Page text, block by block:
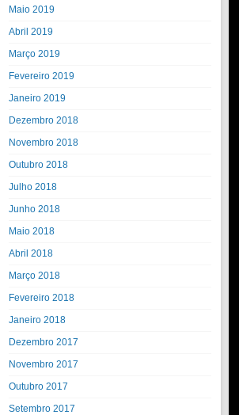
Maio 2019
Abril 2019
Março 2019
Fevereiro 2019
Janeiro 2019
Dezembro 2018
Novembro 2018
Outubro 2018
Julho 2018
Junho 2018
Maio 2018
Abril 2018
Março 2018
Fevereiro 2018
Janeiro 2018
Dezembro 2017
Novembro 2017
Outubro 2017
Setembro 2017